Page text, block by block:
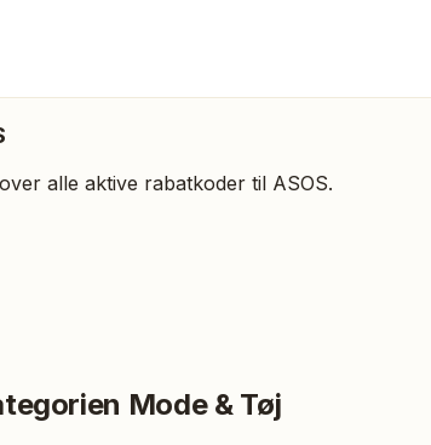
alle aktive rabatkoder til ASOS.
Mode & Tøj